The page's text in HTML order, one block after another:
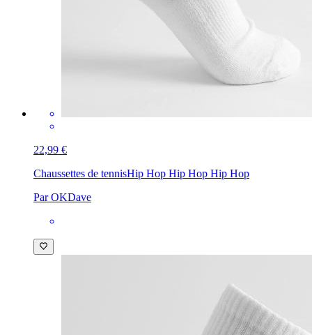
22,99 €
Chaussettes de tennisHip Hop Hip Hop Hip Hop
Par OKDave